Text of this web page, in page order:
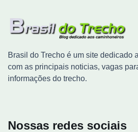
Brasil do Trecho é um site dedicado
com as principais noticias, vagas
informações do trecho.
Nossas redes sociais